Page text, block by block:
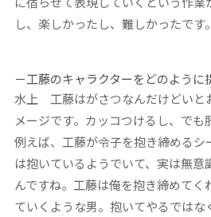
し、楽しかったし、難しかったです。
－工藤のキャラクターをどのように
水上 工藤はがさつなんだけどいと
メージです。カッコつけるし、でも
例えば、工藤が令子を抱き締めるシ
は抱いているようでいて、実は無意
んですね。工藤は俺を抱き締めて
ていくような男。抱いてやるではな